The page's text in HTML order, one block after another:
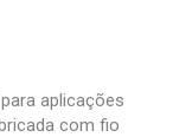
aplicações
com fio